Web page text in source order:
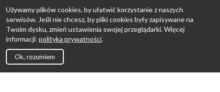
Używamy plików cookies, by ułatwić korzystanie z naszych
serwisów. Jeśli nie chcesz, by pliki cookies były zapisywane na
Twoim dysku, zmień ustawienia swojej przeglądarki. Więcej
informacji: polityka prywatności.
Ok, rozumiem